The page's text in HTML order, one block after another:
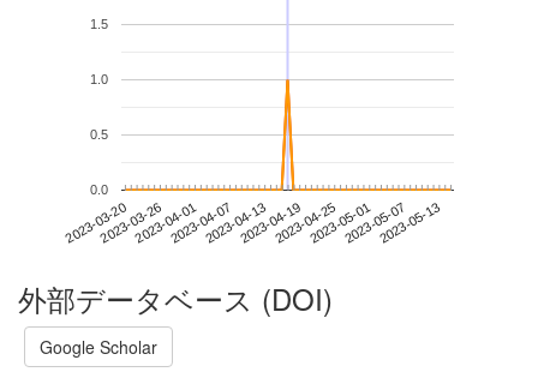
2023-03-202023-03-262023-04-012023-04-072023-04-132023-04-192023-04-252023-05-012023-05-072023-05-13
0.0
0.5
1.0
1.5
外部データベース (DOI)
Google Scholar